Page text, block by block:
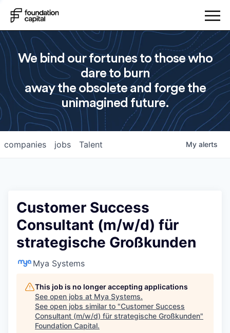
We bind our fortunes to those who
dare to burn
away the obsolete and forge the
unimagined future.
jobs
companies Talent My alerts
Customer Success
Consultant (m/w/d) für
strategische Großkunden
Mya Systems
This job is no longer accepting applications
See open jobs at Mya Systems.
See open jobs similar to "Customer Success
Consultant (m/w/d) für strategische Großkunden"
Foundation Capital.